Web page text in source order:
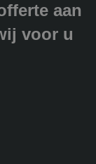
aan
voor u